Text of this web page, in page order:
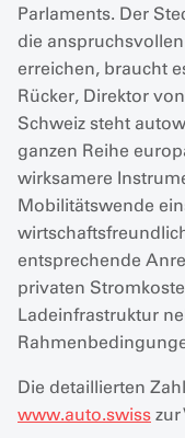
Parlaments. Der
die
erreichen, braucht
Rücker, Direktor
Schweiz steht
ganzen Reihe
wirksamere
Mobilitätswende
entsprechende
privaten
Ladeinfrastruktur
Die detaillierten
www.auto.swiss zur